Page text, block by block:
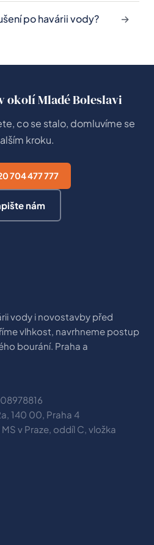
po havárii vody?
okolí Mladé Boleslavi
co se stalo, domluvíme se
kroku.
704 477 777
nám
vody i novostavby před
vlhkost, navrhneme postup
bourání. Praha a
140 00, Praha 4
v Praze, oddíl C, vložka